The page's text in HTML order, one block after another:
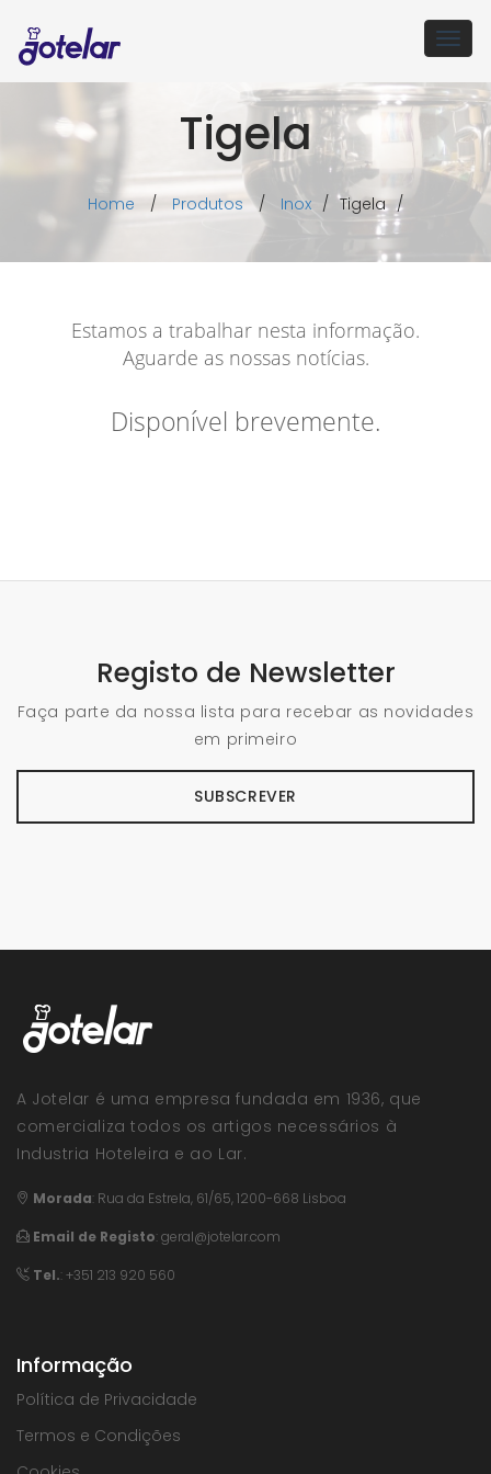
Tigela
Home / Produtos / Inox / Tigela /
Estamos a trabalhar nesta informação.
Aguarde as nossas notícias.
Disponível brevemente.
Registo de Newsletter
Faça parte da nossa lista para recebar as novidades
em primeiro
SUBSCREVER
A Jotelar é uma empresa fundada em 1936, que
comercializa todos os artigos necessários à
Industria Hoteleira e ao Lar.
Morada: Rua da Estrela, 61/65, 1200-668 Lisboa
Email de Registo:geral@jotelar.com
Tel.: +351 213 920 560
Informação
Política de Privacidade
Termos e Condições